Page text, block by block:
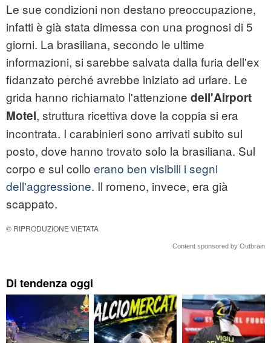
Le sue condizioni non destano preoccupazione,
infatti è già stata dimessa con una prognosi di 5
giorni. La brasiliana, secondo le ultime
informazioni, si sarebbe salvata dalla furia dell'ex
fidanzato perché avrebbe iniziato ad urlare. Le
grida hanno richiamato l'attenzione dell'Airport
Motel, struttura ricettiva dove la coppia si era
incontrata. I carabinieri sono arrivati subito sul
posto, dove hanno trovato solo la brasiliana. Sul
corpo e sul collo erano ben visibili i segni
dell'aggressione. Il romeno, invece, era già
scappato.
© RIPRODUZIONE VIETATA
Content sponsored by Outbrain
Di tendenza oggi